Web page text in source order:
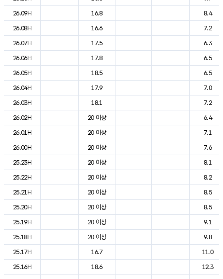
26.09H
16.8
8.4
26.08H
16.6
7.2
26.07H
17.5
6.3
26.06H
17.8
6.5
26.05H
18.5
6.5
26.04H
17.9
7.0
26.03H
18.1
7.2
26.02H
20 이상
6.4
26.01H
20 이상
7.1
26.00H
20 이상
7.6
25.23H
20 이상
8.1
25.22H
20 이상
8.2
25.21H
20 이상
8.5
25.20H
20 이상
8.5
25.19H
20 이상
9.1
25.18H
20 이상
9.8
25.17H
16.7
11.0
25.16H
18.6
12.3